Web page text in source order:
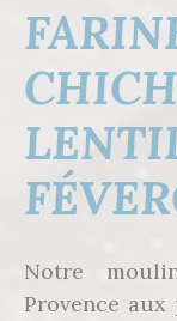
Notre
Provence